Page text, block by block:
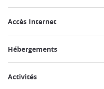
Accès Internet
Hébergements
Activités